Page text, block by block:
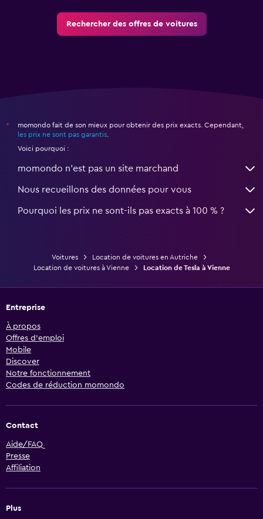
Rechercher des offres de voitures
*
momondo fait de son mieux pour obtenir des prix exacts. Cependant,
les prix ne sont pas garantis.
Voici pourquoi :
momondo n'est pas un site marchand
Nous recueillons des données pour vous
Pourquoi les prix ne sont-ils pas exacts à 100 % ?
Voitures
Location de voitures en Autriche
Location de voitures à Vienne
Location de Tesla à Vienne
Entreprise
À propos
Offres d’emploi
Mobile
Discover
Notre fonctionnement
Codes de réduction momondo
Contact
Aide/FAQ
Presse
Affiliation
Plus